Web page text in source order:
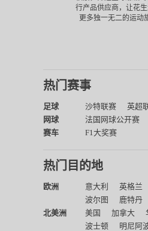
行产品供应商，让花
更多独一无二的运动
热门赛事
足球 沙特联赛 英超
网球
法国网球公开赛
赛车
F1大奖赛
热门目的地
欧洲 意大利 英格兰
波尔图
鹿特丹
北美洲
美国 加拿大
波士顿
明尼阿